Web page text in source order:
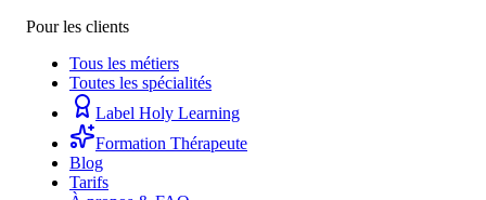
Pour les clients
Tous les métiers
Toutes les spécialités
Label Holy Learning
Formation Thérapeute
Blog
Tarifs